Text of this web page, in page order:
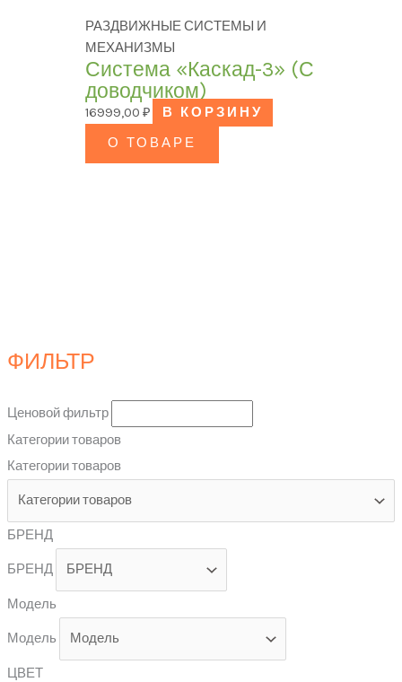
ФИЛЬТР
Ценовой фильтр
Категории товаров
Категории товаров
БРЕНД
БРЕНД
Модель
Модель
ЦВЕТ
РАЗДВИЖНЫЕ СИСТЕМЫ И
МЕХАНИЗМЫ
Система «Каскад-3» (С
доводчиком)
16999,00₽
В КОРЗИНУ
О ТОВАРЕ